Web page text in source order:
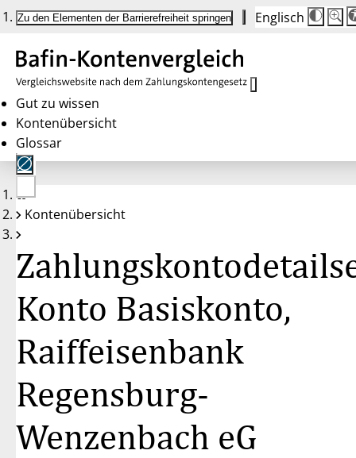
Zu den Elementen der Barrierefreiheit springen Englisch
Die
auf
100
100
Gut zu wissen
Kontenübersicht
Glossar
Keine
Konten
Kontenübersicht
Konto Basiskonto,
Raiffeisenbank
Regensburg-
Wenzenbach eG